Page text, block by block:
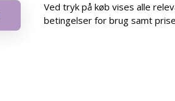
Ved tryk på køb vises alle
betingelser for brug samt